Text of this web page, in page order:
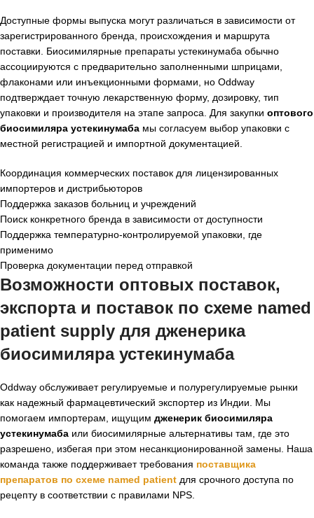
Доступные формы выпуска могут различаться в зависимости от
зарегистрированного бренда, происхождения и маршрута
поставки. Биосимилярные препараты устекинумаба обычно
ассоциируются с предварительно заполненными шприцами,
флаконами или инъекционными формами, но Oddway
подтверждает точную лекарственную форму, дозировку, тип
упаковки и производителя на этапе запроса. Для закупки оптового
биосимиляра устекинумаба мы согласуем выбор упаковки с
местной регистрацией и импортной документацией.
Координация коммерческих поставок для лицензированных
импортеров и дистрибьюторов
Поддержка заказов больниц и учреждений
Поиск конкретного бренда в зависимости от доступности
Поддержка температурно-контролируемой упаковки, где
применимо
Проверка документации перед отправкой
Возможности оптовых поставок,
экспорта и поставок по схеме named
patient supply для дженерика
биосимиляра устекинумаба
Oddway обслуживает регулируемые и полурегулируемые рынки
как надежный фармацевтический экспортер из Индии. Мы
помогаем импортерам, ищущим дженерик биосимиляра
устекинумаба или биосимилярные альтернативы там, где это
разрешено, избегая при этом несанкционированной замены. Наша
команда также поддерживает требования поставщика
препаратов по схеме named patient для срочного доступа по
рецепту в соответствии с правилами NPS.